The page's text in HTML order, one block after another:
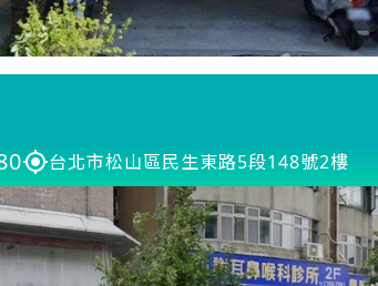
台北市松山區民生東路5段148號2樓